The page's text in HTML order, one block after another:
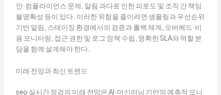
안·컴플라이언스 문제, 알림 과다로 인한 피로도 및 조직 간 책임
불명확성 등이 있다. 이러한 위험을 줄이려면 샘플링과 우선순위
기반 알림, 스테이징 환경에서의 검증과 롤백 체계, 오버헤드·비
용 모니터링, 접근 권한 및 로그 정책 수립, 명확한 SLA와 역할 분
담을 함께 설계해야 한다.
미래 전망과 최신 트렌드
seo 실시간 점검의 미래 전망은 AI·머신러닝 기반의 예측적 모니